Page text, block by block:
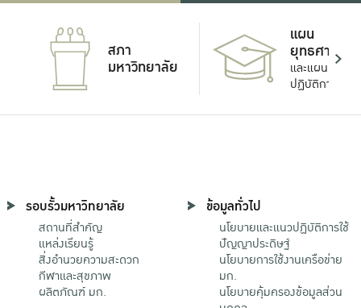
สภา
มหาวิทยาลัย
แผน
ยุทธศาสตร์
และแผน
ปฏิบัติการ
รอบรั้วมหาวิทยาลัย
สถานที่สำคัญ
แหล่งเรียนรู้
สิ่งอำนวยความสะดวก
กีฬาและสุขภาพ
ผลิตภัณฑ์ มก.
ข้อมูลทั่วไป
นโยบายและแนวปฏิบัติการใช้
ปัญญาประดิษฐ์
นโยบายการใช้งานเครือข่าย
มก.
นโยบายคุ้มครองข้อมูลส่วน